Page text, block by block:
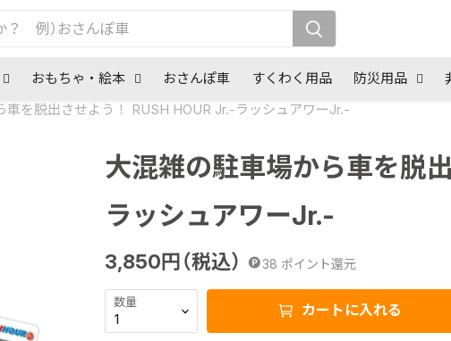
おもちゃ・絵本 おさんぽ車 すくわく用品 防災用品
車を脱出させよう！ RUSH HOUR Jr.-ラッシュアワーJr.-
大混雑の駐車場から車を脱
ラッシュアワーJr.-
3,850円（税込） 38 ポイント還元
数量 カートに入れる